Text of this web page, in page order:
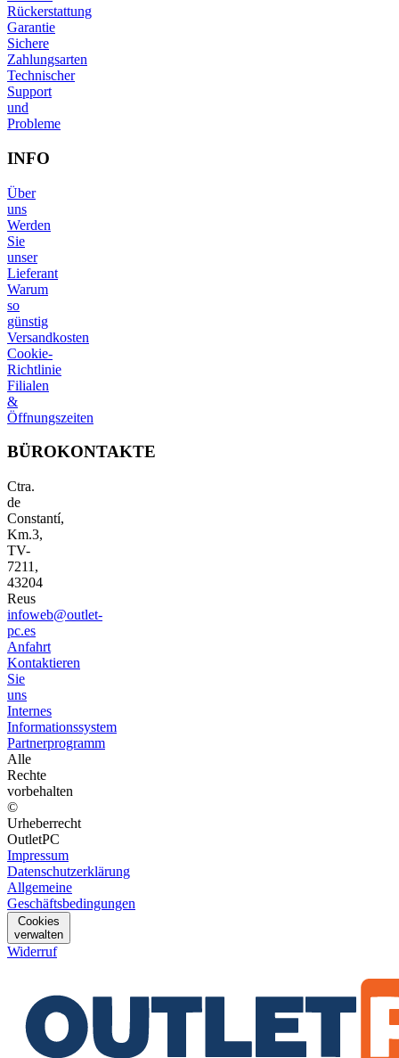
Rückerstattung
Garantie
Sichere
Zahlungsarten
Technischer
Support
und
Probleme
INFO
Über
uns
Werden
Sie
unser
Lieferant
Warum
so
günstig
Versandkosten
Cookie-
Richtlinie
Filialen
&
Öffnungszeiten
BÜROKONTAKTE
Ctra.
de
Constantí,
Km.3,
TV-
7211,
43204
Reus
infoweb@outlet-
pc.es
Anfahrt
Kontaktieren
Sie
uns
Internes
Informationssystem
Partnerprogramm
Alle
Rechte
vorbehalten
©
Urheberrecht
OutletPC
Impressum
Datenschutzerklärung
Allgemeine
Geschäftsbedingungen
Cookies
verwalten
Widerruf